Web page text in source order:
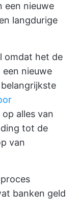
een nieuwe
langdurige
omdat het de
nieuwe
alles van
tot de
van
banken geld